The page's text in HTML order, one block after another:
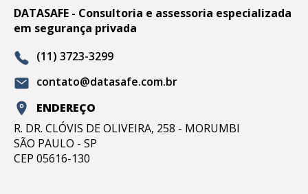
DATASAFE - Consultoria e assessoria especializada
em segurança privada
(11) 3723-3299
contato@datasafe.com.br
ENDEREÇO
R. DR. CLÓVIS DE OLIVEIRA, 258 - MORUMBI
SÃO PAULO - SP
CEP 05616-130